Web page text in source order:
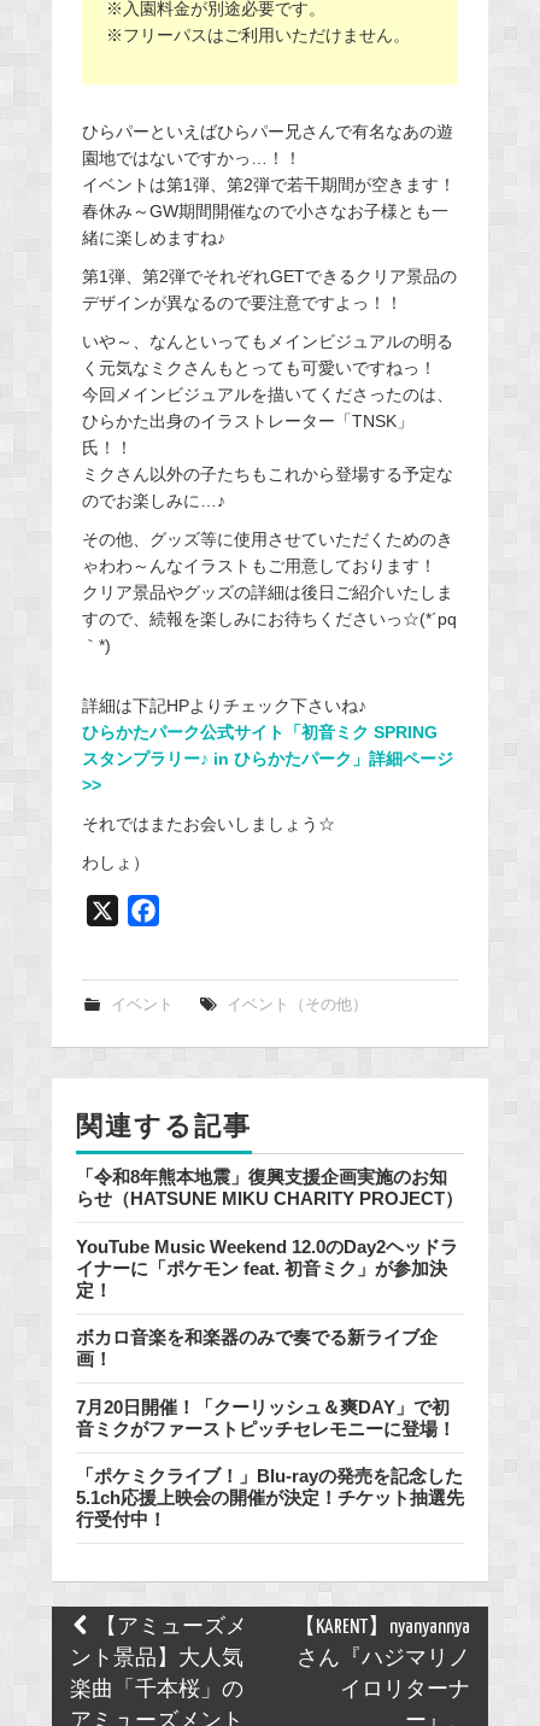
※入園料金が別途必要です。
※フリーパスはご利用いただけません。
ひらパーといえばひらパー兄さんで有名なあの遊
園地ではないですかっ…！！
イベントは第1弾、第2弾で若干期間が空きます！
春休み～GW期間開催なので小さなお子様とも一
緒に楽しめますね♪
第1弾、第2弾でそれぞれGETできるクリア景品の
デザインが異なるので要注意ですよっ！！
いや～、なんといってもメインビジュアルの明る
く元気なミクさんもとっても可愛いですねっ！
今回メインビジュアルを描いてくださったのは、
ひらかた出身のイラストレーター「TNSK」
氏！！
ミクさん以外の子たちもこれから登場する予定な
のでお楽しみに…♪
その他、グッズ等に使用させていただくためのき
ゃわわ～んなイラストもご用意しております！
クリア景品やグッズの詳細は後日ご紹介いたしま
すので、続報を楽しみにお待ちくださいっ☆(*´pq
｀*)
詳細は下記HPよりチェック下さいね♪
ひらかたパーク公式サイト「初音ミク SPRING
スタンプラリー♪ in ひらかたパーク」詳細ページ
>>
それではまたお会いしましょう☆
わしょ）
e
k
イベント イベント（その他）
関連する記事
「令和8年熊本地震」復興支援企画実施のお知
らせ（HATSUNE MIKU CHARITY PROJECT）
YouTube Music Weekend 12.0のDay2ヘッドラ
イナーに「ポケモン feat. 初音ミク」が参加決
定！
ボカロ音楽を和楽器のみで奏でる新ライブ企
画！
7月20日開催！「クーリッシュ＆爽DAY」で初
音ミクがファーストピッチセレモニーに登場！
「ポケミクライブ！」Blu-rayの発売を記念した
5.1ch応援上映会の開催が決定！チケット抽選先
行受付中！
Post
navigation
【アミューズメ
ント景品】大人気
楽曲「千本桜」の
アミューズメント
【KARENT】nyanyannya
さん『ハジマリノ
イロリターナ
ー』、